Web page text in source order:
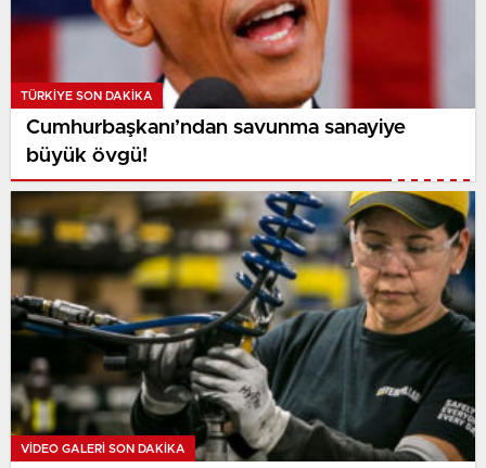
TÜRKIYE SON DAKİKA
Cumhurbaşkanı’ndan savunma sanayiye
büyük övgü!
VIDEO GALERI SON DAKİKA